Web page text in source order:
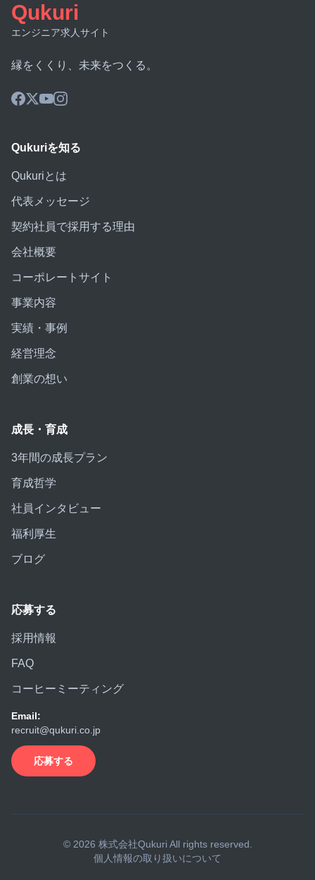
Qukuri
エンジニア求人サイト
縁をくくり、未来をつくる。
Qukuriを知る
Qukuriとは
代表メッセージ
契約社員で採用する理由
会社概要
コーポレートサイト
事業内容
実績・事例
経営理念
創業の想い
成長・育成
3年間の成長プラン
育成哲学
社員インタビュー
福利厚生
ブログ
応募する
採用情報
FAQ
コーヒーミーティング
Email:
recruit@qukuri.co.jp
応募する
© 2026 株式会社Qukuri All rights reserved.
個人情報の取り扱いについて